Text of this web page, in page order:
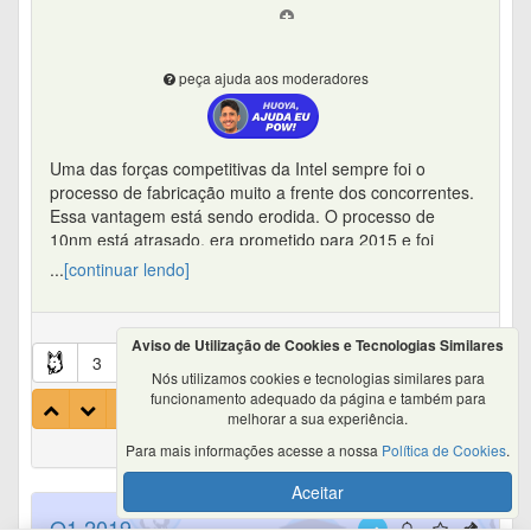
peça ajuda aos moderadores
Uma das forças competitivas da Intel sempre foi o
processo de fabricação muito a frente dos concorrentes.
Essa vantagem está sendo erodida. O processo de
10nm está atrasado, era prometido para 2015 e foi
sendo atrasado ano após ano, agora atrasaram mais
uma vez e produtos em alto volume só vai ter em 2019.
A Intel está no mesmo processo de 14nm desde 2014. E
com isso já vai lançar esse ano a quarta interação
melhorada da mesma arquitetura: processadores
Whiskey Lake, que são apenas mais uma versão da
arquitetura Skylake de 2015. Com isso os processadores
estão rápidos mas rodando cada vez mais quente, pela
primeira vez em anos os processadores da AMD estão
mais frios que os da Intel (a última vez que isso
aconteceu foi na época do Intel Pentium 4 x AMD Athlon
64).
...[continuar lendo]
3
Aviso de Utilização de Cookies e Tecnologias Similares
Nós utilizamos cookies e tecnologias similares para
funcionamento adequado da página e também para
melhorar a sua experiência.
Para mais informações acesse a nossa Política de Cookies.
Aceitar